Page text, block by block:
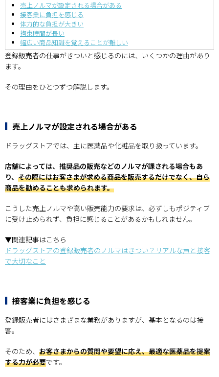
売上ノルマが設定される場合がある
接客業に負担を感じる
体力的な負担が大きい
拘束時間が長い
幅広い商品知識を覚えることが難しい
登録販売者の仕事がきついと感じるのには、いくつかの理由があり
ます。
その理由をひとつずつ解説します。
売上ノルマが設定される場合がある
ドラッグストアでは、主に医薬品や化粧品を取り扱っています。
店舗によっては、推奨品の販売などのノルマが課される場合もあ
り、 その際にはお客さまが求める商品を販売するだけでなく、自ら
商品を勧めることも求められます。
こうした売上ノルマや高い販売能力の要求は、必ずしもポジティブ
に受け止められず、負担に感じることがあるかもしれません。
▼関連記事はこちら
ドラッグストアの登録販売者のノルマはきつい？リアルな声と接客
で大切なこと
接客業に負担を感じる
登録販売者にはさまざまな業務がありますが、基本となるのは接
客。
そのため、 お客さまからの質問や要望に応え、最適な医薬品を提案
する力が必要です。